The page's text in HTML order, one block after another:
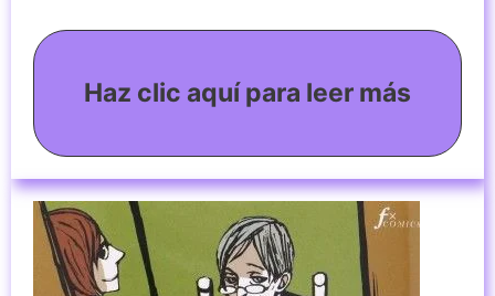
Haz clic aquí para leer más